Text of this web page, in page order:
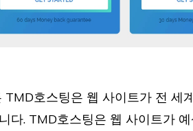
TMD호스팅은 웹 사이트가 전 세
다. TMD호스팅은 웹 사이트가